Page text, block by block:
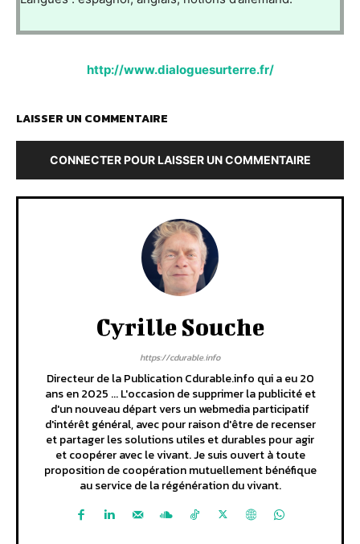
http://www.dialoguesurterre.fr/
LAISSER UN COMMENTAIRE
CONNECTER POUR LAISSER UN COMMENTAIRE
Cyrille Souche
https://cdurable.info
Directeur de la Publication Cdurable.info qui a eu 20
ans en 2025 ... L'occasion de supprimer la publicité et
d'un nouveau départ vers un webmedia participatif
d'intérêt général, avec pour raison d'être de recenser
et partager les solutions utiles et durables pour agir
et coopérer avec le vivant. Je suis ouvert à toute
proposition de coopération mutuellement bénéfique
au service de la régénération du vivant.